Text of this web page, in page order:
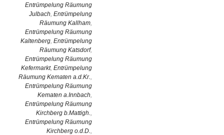
Entrümpelung Räumung
Julbach, Entrümpelung
Räumung Kallham,
Entrümpelung Räumung
Kaltenberg, Entrümpelung
Räumung Katsdorf,
Entrümpelung Räumung
Kefermarkt, Entrümpelung
Räumung Kematen a.d.Kr.,
Entrümpelung Räumung
Kematen a.Innbach,
Entrümpelung Räumung
Kirchberg b.Mattigh.,
Entrümpelung Räumung
Kirchberg o.d.D.,